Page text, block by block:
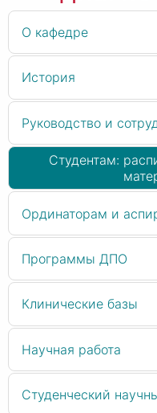
О кафедре
История
Руководство и
Студентам:
Ординаторам и
Программы ДПО
Клинические базы
Научная работа
Студенческий